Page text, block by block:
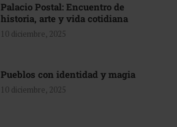
Palacio Postal: Encuentro de
historia, arte y vida cotidiana
10 diciembre, 2025
Pueblos con identidad y magia
10 diciembre, 2025